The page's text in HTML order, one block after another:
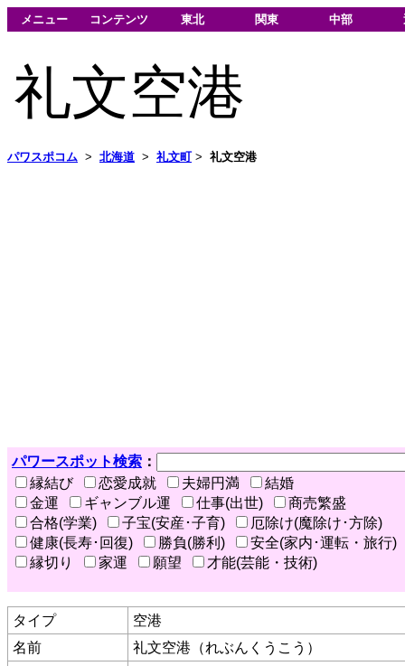
メニュー コンテンツ 東北 関東 中部
礼文空港
パワスポコム > 北海道 > 礼文町> 礼文空港
パワースポット検索 ：
縁結び
恋愛成就 夫婦円満
結婚
金運
ギャンブル運 仕事(出世)
商売繁盛
合格(学業)
子宝(安産･子育)
厄除け(魔除け･方除)
健康(長寿･回復)
勝負(勝利)
安全(家内･運転・旅行)
縁切り
家運 願望 才能(芸能・技術)
タイプ
空港
名前
礼文空港（れぶんくうこう）